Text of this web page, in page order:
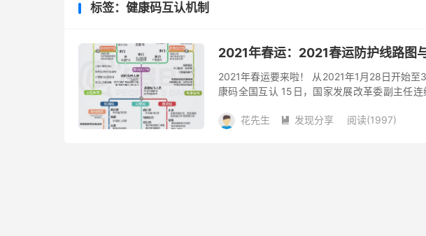
标签：健康码互认机制
2021年春运：2021春运防护线路图
2021年春运要来啦！ 从2021年1月28日开始
康码全国互认 15日，国家发展改革委副主任
花先生  发现分享 阅读(1997)